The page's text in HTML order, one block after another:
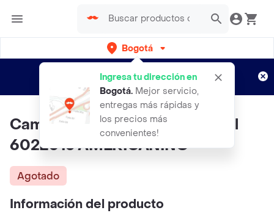
Bogotá
Ingresa tu dirección en
Bogotá. Mejor servicio,
entregas más rápidas y
los precios más
convenientes!
envíos gratis por semanas
Aplican TyC
Camiseta Mujer Morado Talla Xl
602E013 AMERICANINO
Agotado
Información del producto